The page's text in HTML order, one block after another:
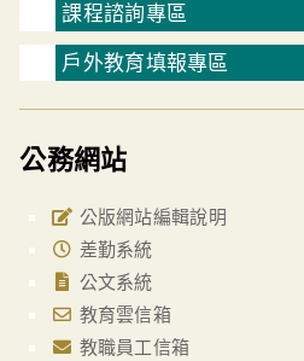
課程諮詢專區
戶外教育填報專區
公務網站
公版網站編輯說明
差勤系統
公文系統
教育雲信箱
教職員工信箱